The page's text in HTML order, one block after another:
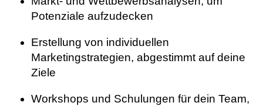
Potenziale aufzudecken
Erstellung von individuellen
Marketingstrategien, abgestimmt auf deine
Ziele
Workshops und Schulungen für dein Team,